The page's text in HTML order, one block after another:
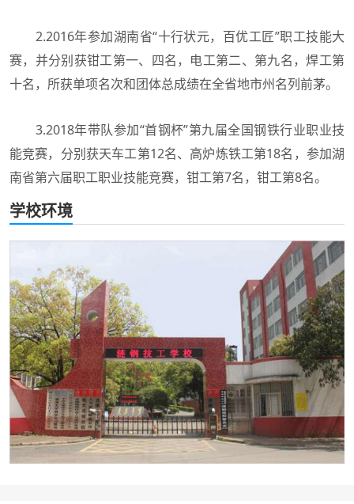
2.2016年参加湖南省“十行状元，百优工匠”职工技能大
赛，并分别获钳工第一、四名，电工第二、第九名，焊工第
十名，所获单项名次和团体总成绩在全省地市州名列前茅。
3.2018年带队参加“首钢杯”第九届全国钢铁行业职业技
能竞赛，分别获天车工第12名、高炉炼铁工第18名，参加湖
南省第六届职工职业技能竞赛，钳工第7名，钳工第8名。
学校环境